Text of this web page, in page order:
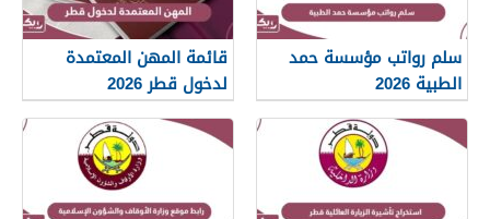
سلم رواتب مؤسسة حمد
الطبية 2026
قائمة المهن المعتمدة
لدخول قطر 2026